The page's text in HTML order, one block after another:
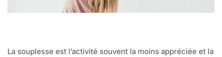
La souplesse est l’activité souvent la moins appréciée et la